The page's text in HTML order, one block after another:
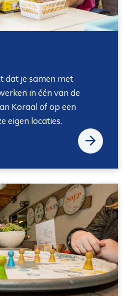
dat je samen met
in één van de
Koraal of op een
eigen locaties.